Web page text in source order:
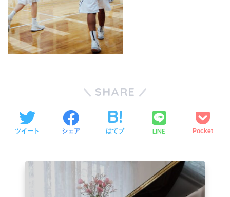
SHARE
ツイート シェア はてブ LINE Pocket